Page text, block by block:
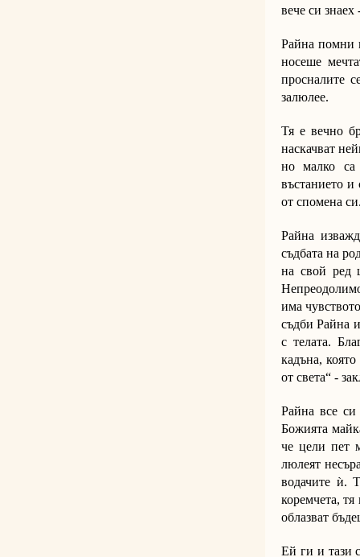
вече си
Райна помни
носеше
просналите
залюлее.
Тя е вечно
наскачват
но малко са
въстанието и
от спомена
Райна
съдбата на
на свой ред
има
съдби Райна
с телата.
кадъна,
от света“ -
Райна все си
Божията
че цели пет
люлеят
водачите ѝ.
коремчета,
облазват
Ей ги и тази